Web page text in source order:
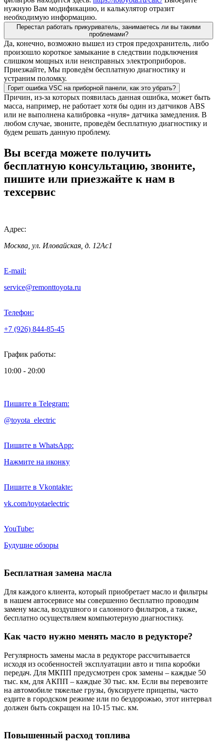
нужную Вам модификацию, и калькулятор отразит
необходимую информацию.
Перестал работать прикуриватель, занимаетесь ли вы такими
проблемами?
Да, конечно, возможно вышел из строя предохранитель, либо
произошло короткое замыкание в следствии подключения
слишком мощных или неисправных электроприборов.
Приезжайте, Мы проведём бесплатную диагностику и
устраним поломку.
Горит ошибка VSC на приборной панели, как это убрать?
Причин, из-за которых появилась данная ошибка, может быть
масса, например, не работает хотя бы один из датчиков ABS
или не выполнена калибровка «нуля» датчика замедления. В
любом случае, звоните, проведём бесплатную диагностику и
будем решать данную проблему.
Вы всегда можете получить
бесплатную консультацию, звоните,
пишите или приезжайте к нам в
техсервис
Адрес:
Москва, ул. Иловайская, д. 12Ас1
E-mail:
service@remonttoyota.ru
Телефон:
+7 (926) 844-85-45
График работы:
10:00 - 20:00
Пишите в Telegram:
@toyota_electric
Пишите в WhatsApp:
Нажмите на иконку
Пишите в Vkontakte:
vk.com/toyotaelectric
YouTube:
Будущие обзоры
Бесплатная замена масла
Для каждого клиента, который приобретает масло и фильтры
в нашем автосервисе мы совершенно бесплатно проводим
замену масла, воздушного и салонного фильтров, а также,
бесплатно осуществляем компьютерную диагностику.
Как часто нужно менять масло в редукторе?
Регулярность замены масла в редукторе рассчитывается
исходя из особенностей эксплуатации авто и типа коробки
передач. Для МКПП предусмотрен срок замены – каждые 50
тыс. км, для АКПП – каждые 30 тыс. км. Если вы перевозите
на автомобиле тяжелые грузы, буксируете прицепы, часто
ездите в городском режиме или по бездорожью, этот интервал
должен быть сокращен на 10-15 тыс. км.
Повышенный расход топлива